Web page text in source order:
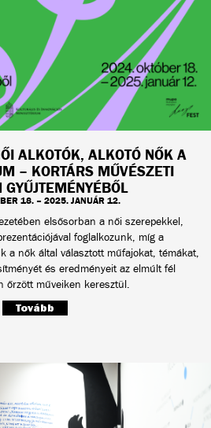
ALKOTÓK, ALKOTÓ NŐK A
– KORTÁRS MŰVÉSZETI
18. – 2025. JANUÁR 12.
elsősorban a női szerepekkel,
foglalkozunk, míg a
a nők által választott műfajokat, témákat,
és eredményeit az elmúlt fél
őrzött műveiken keresztül.
Tovább